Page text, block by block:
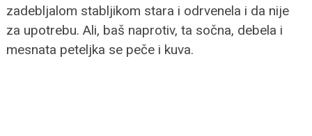
zadebljalom stabljikom stara i odrvenela i da nije
za upotrebu. Ali, baš naprotiv, ta sočna, debela i
mesnata peteljka se peče i kuva.